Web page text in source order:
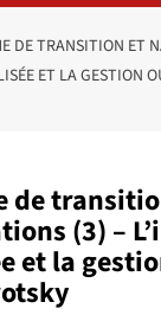
DE TRANSITION ET
ET LA GESTION
de
(3) –
et la